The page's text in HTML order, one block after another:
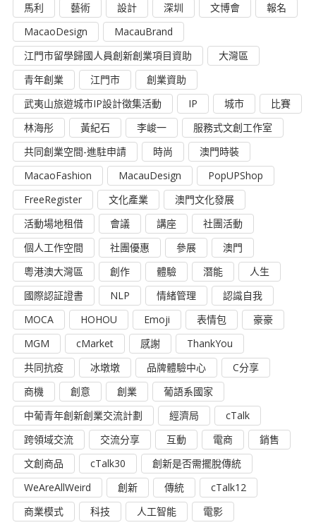
馬利 藝術 設計 深圳 文博會
報名
MacaoDesign
MacauBrand
江門市留學歸國人員創新創業項目資助
大灣區
青年創業
江門市
創業資助
武夷山旅遊城市IP設計徵集活動
IP 城市
比賽
林海彤
黃紀石 李峻一
服務式文創工作室
共同創業空間-進駐申請
時尚
澳門時裝
MacaoFashion
MacauDesign
PopUPShop
FreeRegister
文化產業
澳門文化發展
活動場地租借
會議 講座
社團活動
個人工作空間
社團優惠 參展
澳門
粵港澳大灣區
創作 體驗 潛能
人生
國際認証證書
NLP 情緒管理
認識自我
MOCA
HOHOU Emoji 表情包
豪豪
MGM
cMarket 感謝
ThankYou
共同抗疫
冰墩墩 品牌體驗中心
C分享
商機
創意 創業
葡語系國家
中葡青年創新創業交流計劃
經濟局
cTalk
跨領域交流
交流分享 互動 電商
銷售
文創商品
cTalk30
創新是否需擺脫傳統
WeAreAllWeird
創新 傳統
cTalk12
商業模式
科技 人工智能
電影